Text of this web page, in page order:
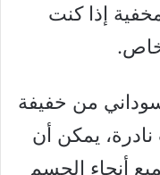
إذا كنت
من خفيفة
يمكن أن
أنحاء الجسم